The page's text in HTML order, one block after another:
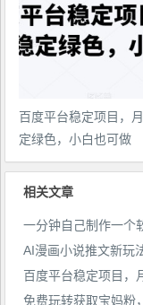
百度平台稳定项目，
定绿色，小白也可做
相关文章
一分钟自己制作一个
百度平台稳定项目，
免费玩转获取宝妈粉